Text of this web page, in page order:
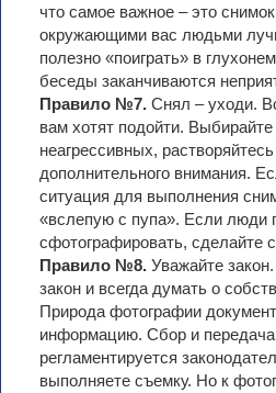
что самое важное – это
окружающими вас людьми
полезно «поиграть» в
беседы заканчиваются
Правило №7. Cнял – уходи.
вам хотят подойти.
неагрессивных,
дополнительного внимания.
ситуация для выполнения
«вслепую с пупа». Если люди
сфотографировать, сделайте
Правило №8. Уважайте
закон и всегда думать о
Природа фотографии
информацию. Cбор и
регламентируется
выполняете съемку. Но к